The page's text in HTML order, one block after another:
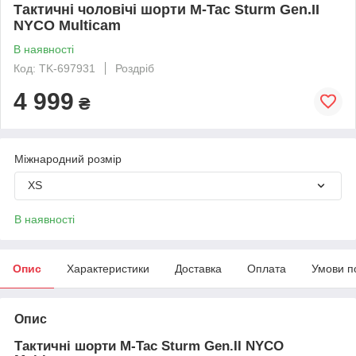
Тактичні чоловічі шорти M-Tac Sturm Gen.II
NYCO Multicam
В наявності
Код: TK-697931
Роздріб
4 999 ₴
Міжнародний розмір
XS
В наявності
Опис Характеристики Доставка Оплата Умови
Опис
Тактичні шорти M-Tac Sturm Gen.II NYCO